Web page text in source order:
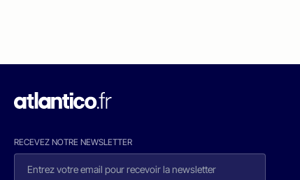
RECEVEZ NOTRE NEWSLETTER